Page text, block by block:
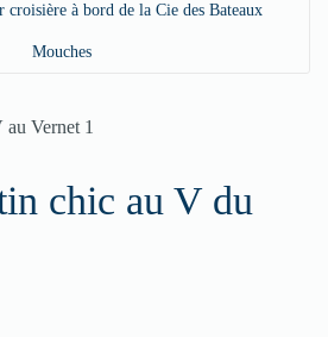
à bord de la Cie des Bateaux
Mouches
chic au V du